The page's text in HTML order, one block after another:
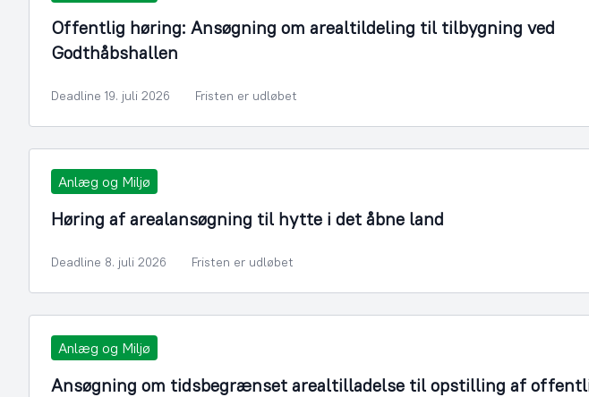
Offentlig høring: Ansøgning om arealtildeling til tilbygning ved
Godthåbshallen
Deadline 19. juli 2026 Fristen er udløbet
Anlæg og Miljø
Høring af arealansøgning til hytte i det åbne land
Deadline 8. juli 2026 Fristen er udløbet
Anlæg og Miljø
Ansøgning om tidsbegrænset arealtilladelse til opstilling af